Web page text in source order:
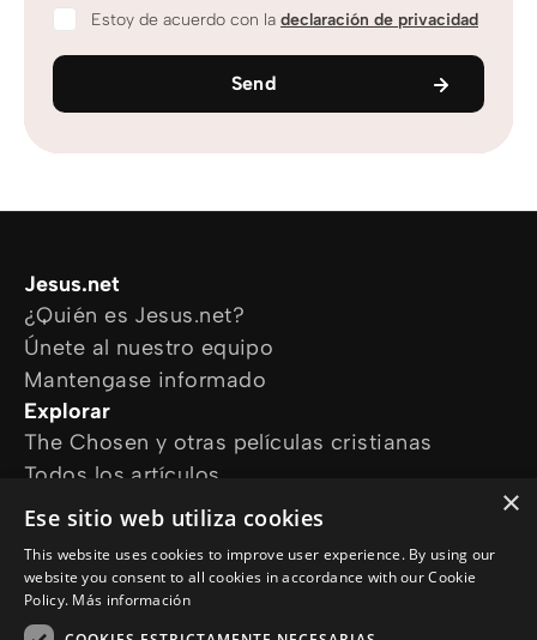
Estoy de acuerdo con la declaración de privacidad
Send
Jesus.net
¿Quién es Jesus.net?
Únete al nuestro equipo
Mantengase informado
Explorar
The Chosen y otras películas cristianas
Todos los artículos
Cursos online
¿Cómo podemos ayudarte?
Devocional diario
Necesito oración
×
Ese sitio web utiliza cookies
This website uses cookies to improve user experience. By using our
website you consent to all cookies in accordance with our Cookie
Policy. Más información